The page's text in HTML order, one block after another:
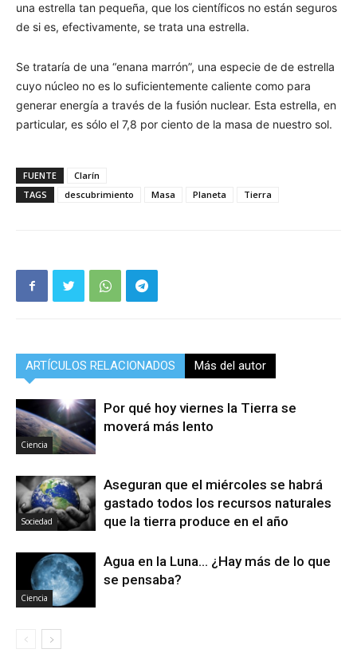
una estrella tan pequeña, que los científicos no están seguros
de si es, efectivamente, se trata una estrella.
Se trataría de una “enana marrón”, una especie de de estrella
cuyo núcleo no es lo suficientemente caliente como para
generar energía a través de la fusión nuclear. Esta estrella, en
particular, es sólo el 7,8 por ciento de la masa de nuestro sol.
FUENTE
Clarín
TAGS
descubrimiento Masa Planeta Tierra
ARTÍCULOS RELACIONADOS Más del autor
Ciencia
Por qué hoy viernes la Tierra se
moverá más lento
Sociedad
Aseguran que el miércoles se habrá
gastado todos los recursos naturales
que la tierra produce en el año
Ciencia
Agua en la Luna… ¿Hay más de lo que
se pensaba?